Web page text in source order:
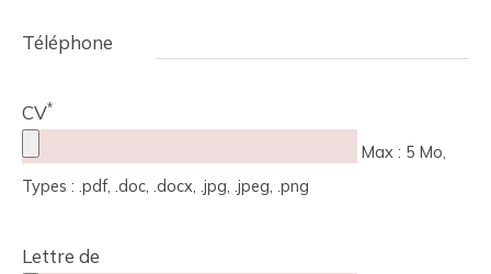
Téléphone
CV*
Max : 5 Mo,
Types : .pdf, .doc, .docx, .jpg, .jpeg, .png
Lettre de